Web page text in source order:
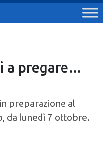
a pregare…
preparazione al
da lunedì 7 ottobre.